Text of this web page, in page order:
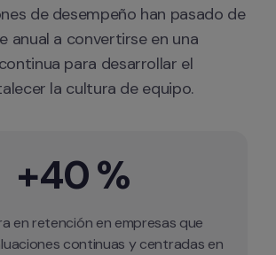
de desempeño han pasado de
anual a convertirse en una
para desarrollar el
la cultura de equipo.
+40 %
en retención en empresas que
continuas y centradas en